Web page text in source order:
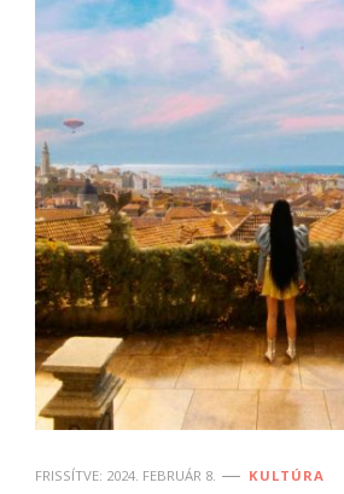
FRISSÍTVE: 2024. FEBRUÁR 8. KULTÚRA